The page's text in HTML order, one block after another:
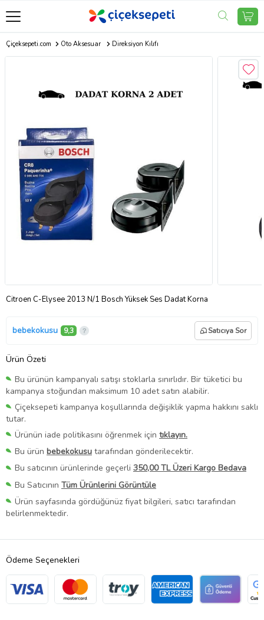
Çiçeksepeti.com Oto Aksesuar Direksiyon Kılıfı
Citroen C-Elysee 2013 N/1 Bosch Yüksek Ses Dadat Korna
bebekokusu 9,3 Satıcıya Sor
Ürün Özeti
Bu ürünün kampanyalı satışı stoklarla sınırlıdır. Bir tüketici bu
kampanya stoğundan maksimum 10 adet satın alabilir.
Çiçeksepeti kampanya koşullarında değişiklik yapma hakkını saklı
tutar.
Ürünün iade politikasını öğrenmek için tıklayın.
Bu ürün bebekokusu tarafından gönderilecektir.
Bu satıcının ürünlerinde geçerli 350,00 TL Üzeri Kargo Bedava
Bu Satıcının Tüm Ürünlerini Görüntüle
Ürün sayfasında gördüğünüz fiyat bilgileri, satıcı tarafından
belirlenmektedir.
Ödeme Seçenekleri